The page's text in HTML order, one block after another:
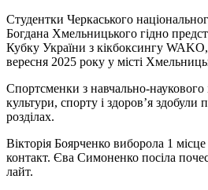
Студентки Черкаського
Богдана Хмельницького гідно
Кубку України з кікбоксингу
вересня 2025 року у місті
Спортсменки з навчально-наукового
культури, спорту і здоровʼя здобули
розділах.
Вікторія Боярченко виборола 1 місце
контакт. Єва Симоненко посіла
лайт.